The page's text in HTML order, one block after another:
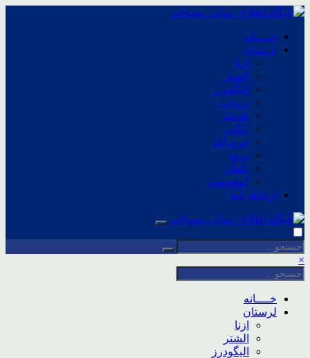
خــــانه
لرستان
ازنا
الشتر
الیگودرز
بروجرد
پلدختر
چگنی
خرم آباد
درود
دلفان
کوهدشت
ارتباط باما
×
خــــانه
لرستان
ازنا
الشتر
الیگودرز